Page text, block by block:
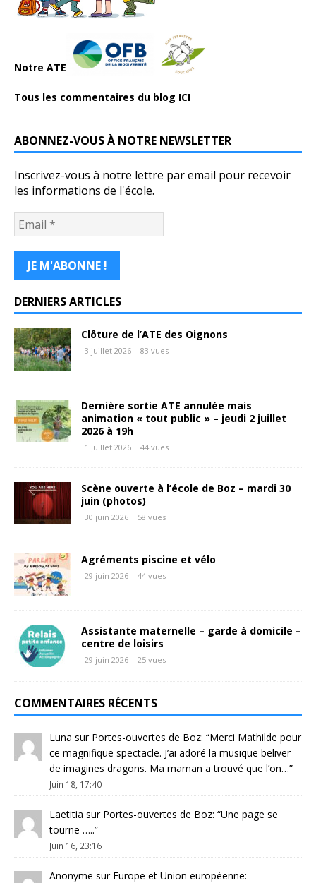
Notre ATE
Tous les commentaires du blog ICI
ABONNEZ-VOUS À NOTRE NEWSLETTER
Inscrivez-vous à notre lettre par email pour recevoir
les informations de l'école.
DERNIERS ARTICLES
Clôture de l’ATE des Oignons
3 juillet 2026 83 vues
Dernière sortie ATE annulée mais
animation « tout public » – jeudi 2 juillet
2026 à 19h
1 juillet 2026 44 vues
Scène ouverte à l’école de Boz – mardi 30
juin (photos)
30 juin 2026 58 vues
Agréments piscine et vélo
29 juin 2026 44 vues
Assistante maternelle – garde à domicile –
centre de loisirs
29 juin 2026 25 vues
COMMENTAIRES RÉCENTS
Luna sur Portes-ouvertes de Boz: “Merci Mathilde pour
ce magnifique spectacle. J’ai adoré la musique beliver
de imagines dragons. Ma maman a trouvé que l’on…”
Juin 18, 17:40
Laetitia sur Portes-ouvertes de Boz: “Une page se
tourne …..”
Juin 16, 23:16
Anonyme sur Europe et Union européenne: